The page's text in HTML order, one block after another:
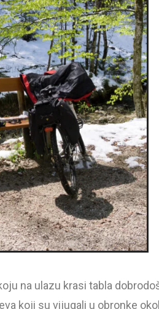
na ulazu krasi tabla
koji su vijugali u obronke